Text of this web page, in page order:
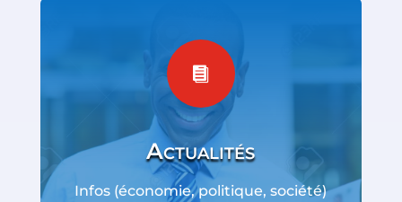

Actualités
Infos (économie, politique, société)